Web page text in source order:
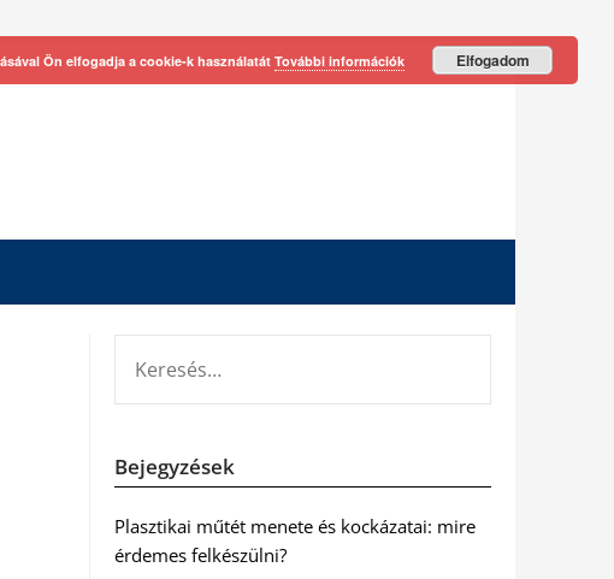
Bejegyzések
Plasztikai műtét menete és kockázatai: mire
érdemes felkészülni?
Ön elfogadja a cookie-k használatátTovábbi információk Elfogadom